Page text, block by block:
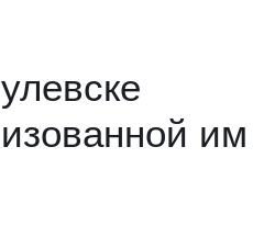
им